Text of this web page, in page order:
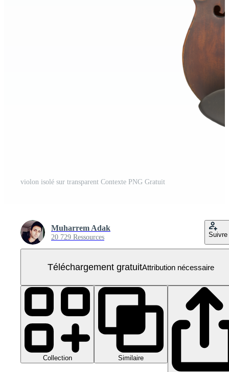
violon isolé sur transparent Contexte PNG Gratuit
Muharrem Adak
20 729 Ressources Suivre
Téléchargement gratuitAttribution nécessaire
Collection Similaire